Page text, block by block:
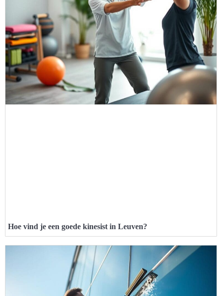
Hoe vind je een goede kinesist in Leuven?